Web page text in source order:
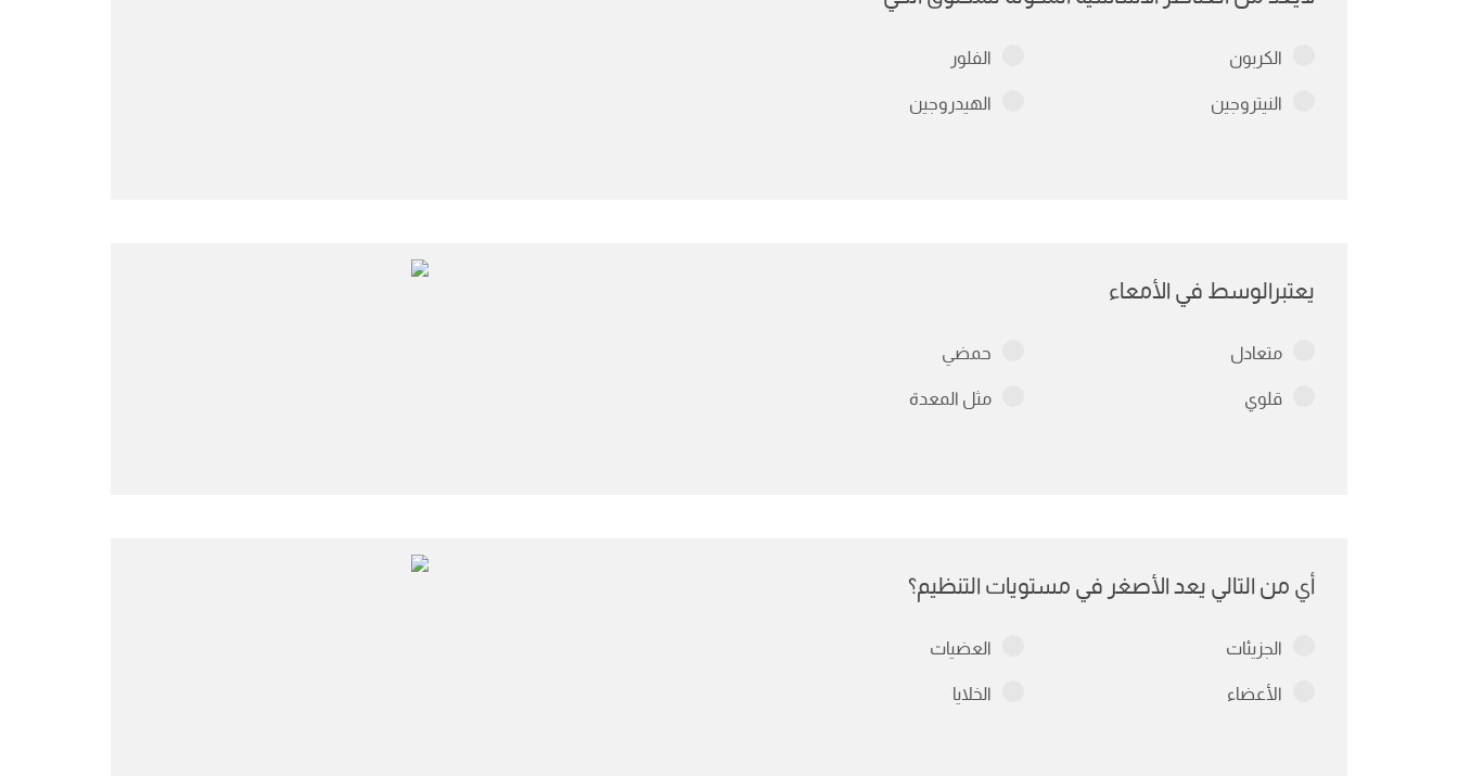
الكربون الفلور
النيتروجين الهيدروجين
يعتبرالوسط في الأمعاء
متعادل حمضي
قلوي مثل المعدة
أي من التالي يعد الأصغر في مستويات التنظيم؟
الجزيئات العضيات
الأعضاء الخلايا